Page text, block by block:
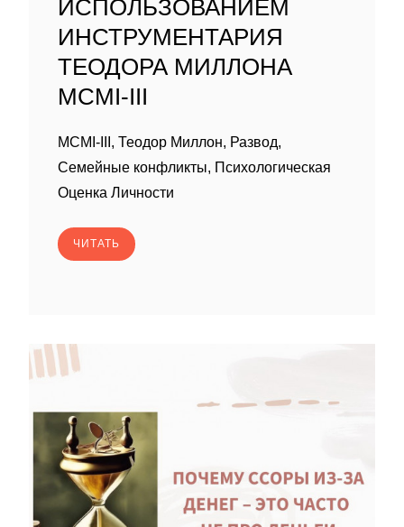
ИСПОЛЬЗОВАНИЕМ
ИНСТРУМЕНТАРИЯ
ТЕОДОРА МИЛЛОНА
MCMI-III
MCMI-III, Теодор Миллон, Развод,
Семейные конфликты, Психологическая
Оценка Личности
ЧИТАТЬ